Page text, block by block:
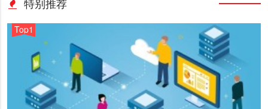
特别推荐
Top1